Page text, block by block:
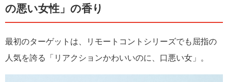
の悪い女性」の香り
最初のターゲットは、リモートコントシリーズでも屈指の
人気を誇る「リアクションかわいいのに、口悪い女」。